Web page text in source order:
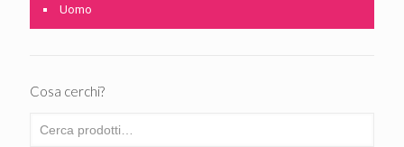
Uomo
Cosa cerchi?